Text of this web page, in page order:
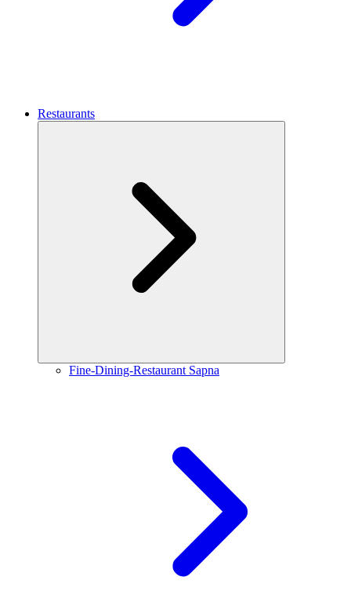
Restaurants
Fine-Dining-Restaurant Sapna